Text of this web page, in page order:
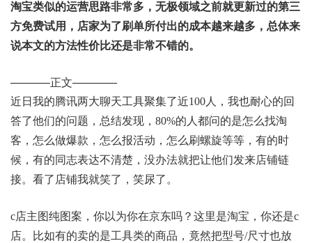
淘宝类似的运营思路非常多，无极领域之前就更新过的第三
方免费试用，店家为了刷单所付出的成本越来越多，总体来
说本文的方法性价比还是非常不错的。
———–正文————
近日我的腾讯两大聊天工具聚集了近100人，我也耐心的回
答了他们的问题，总结发现，80%的人都问的是怎么找淘
客，怎么做爆款，怎么报活动，怎么刷螺旋等等，有的时
候，有的同志表达不清楚，没办法就把让他们发来店铺链
接。看了店铺我就笑了，笑尿了。
c店主图纯图案，你以为你在京东吗？这里是淘宝，你还是c
店。比如有的卖的是工具类的商品，竟然把型号/尺寸也放